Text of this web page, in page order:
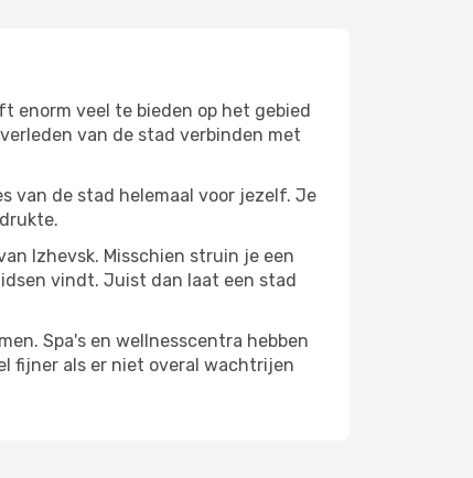
enorm veel te bieden op het gebied
van de stad verbinden met
van de stad helemaal voor jezelf. Je
Izhevsk. Misschien struin je een
vindt. Juist dan laat een stad
Spa's en wellnesscentra hebben
fijner als er niet overal wachtrijen